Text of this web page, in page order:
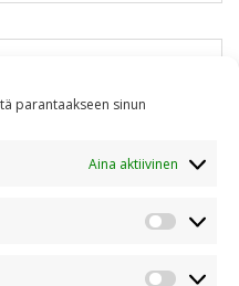
parantaakseen sinun
Aina aktiivinen